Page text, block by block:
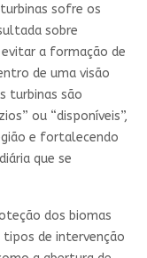
sofre os
sobre
evitar a formação de
de uma visão
turbinas são
ou “disponíveis”,
e fortalecendo
que se
dos biomas
de intervenção